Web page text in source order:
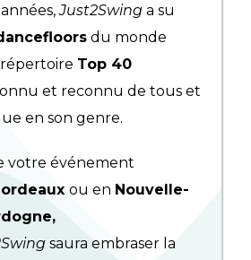
Just2Swing a su
du monde
Top 40
et reconnu de tous et
en son genre.
votre événement
ou en Nouvelle-
saura embraser la